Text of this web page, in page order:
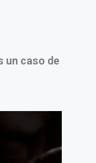
un caso de